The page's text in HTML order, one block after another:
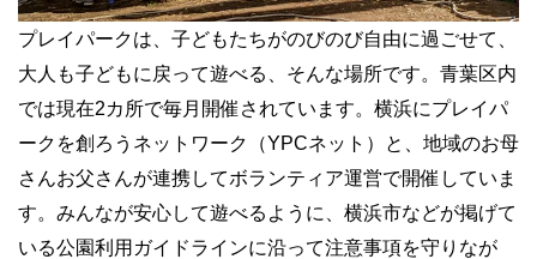
プレイパークは、子どもたちがのびのび自由に過ごせて、
大人も子どもに戻って遊べる、そんな場所です。青葉区内
では現在2カ所で毎月開催されています。横浜にプレイパ
ークを創ろうネットワーク（YPCネット）と、地域のお母
さんお父さんが連携してボランティア運営で開催していま
す。みんなが安心して遊べるように、横浜市などが掲げて
いる公園利用ガイドラインに沿って注意事項を守りなが